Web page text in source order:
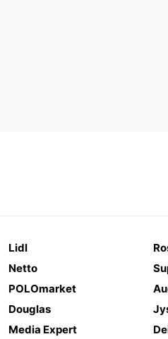
Lidl
Netto
POLOmarket
Douglas
Media Expert